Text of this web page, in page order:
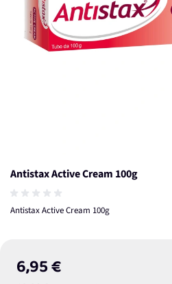
Antistax Active Cream 100g
Antistax Active Cream 100g
6,95 €